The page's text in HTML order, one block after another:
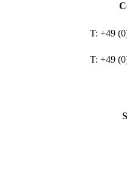
T: +49
T: +49